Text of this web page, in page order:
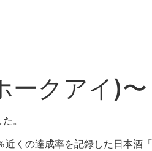
クアイ)〜
。
くの達成率を記録した日本酒